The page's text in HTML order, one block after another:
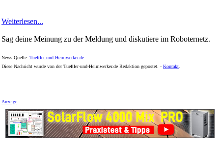
Weiterlesen...
Sag deine Meinung zu der Meldung und diskutiere im Roboternetz.
News Quelle: Tueftler-und-Heimwerker.de
Diese Nachricht wurde von der Tueftler-und-Heimwerker.de Redaktion gepostet. - Kontakt
Anzeige